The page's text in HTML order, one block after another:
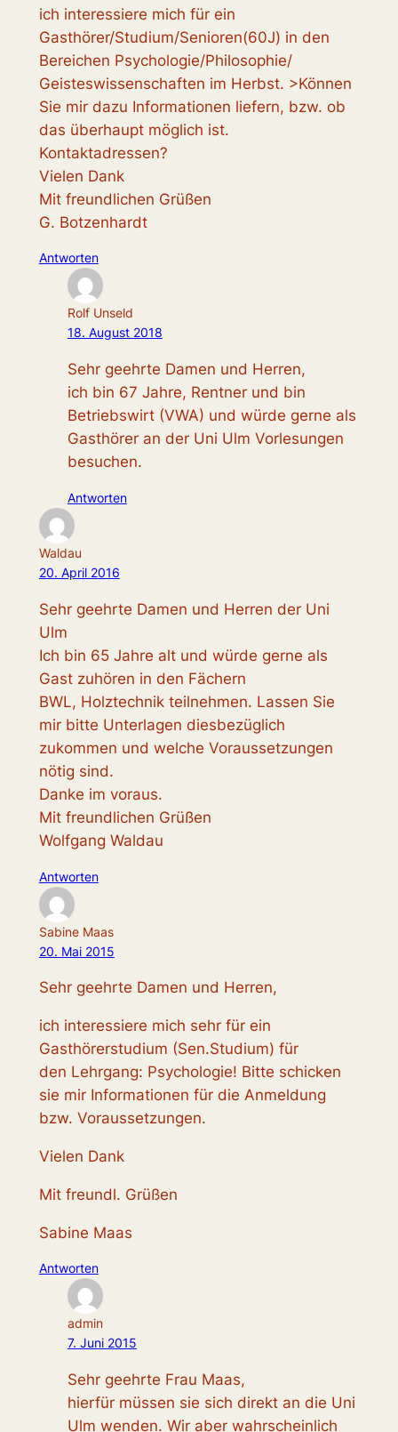
ich interessiere mich für ein
Gasthörer/Studium/Senioren(60J) in den
Bereichen Psychologie/Philosophie/
Geisteswissenschaften im Herbst. >Können
Sie mir dazu Informationen liefern, bzw. ob
das überhaupt möglich ist.
Kontaktadressen?
Vielen Dank
Mit freundlichen Grüßen
G. Botzenhardt
Antworten
Rolf Unseld
18. August 2018
Sehr geehrte Damen und Herren,
ich bin 67 Jahre, Rentner und bin
Betriebswirt (VWA) und würde gerne als
Gasthörer an der Uni Ulm Vorlesungen
besuchen.
Antworten
Waldau
20. April 2016
Sehr geehrte Damen und Herren der Uni
Ulm
Ich bin 65 Jahre alt und würde gerne als
Gast zuhören in den Fächern
BWL, Holztechnik teilnehmen. Lassen Sie
mir bitte Unterlagen diesbezüglich
zukommen und welche Voraussetzungen
nötig sind.
Danke im voraus.
Mit freundlichen Grüßen
Wolfgang Waldau
Antworten
Sabine Maas
20. Mai 2015
Sehr geehrte Damen und Herren,
ich interessiere mich sehr für ein
Gasthörerstudium (Sen.Studium) für
den Lehrgang: Psychologie! Bitte schicken
sie mir Informationen für die Anmeldung
bzw. Voraussetzungen.
Vielen Dank
Mit freundl. Grüßen
Sabine Maas
Antworten
admin
7. Juni 2015
Sehr geehrte Frau Maas,
hierfür müssen sie sich direkt an die Uni
Ulm wenden. Wir aber wahrscheinlich